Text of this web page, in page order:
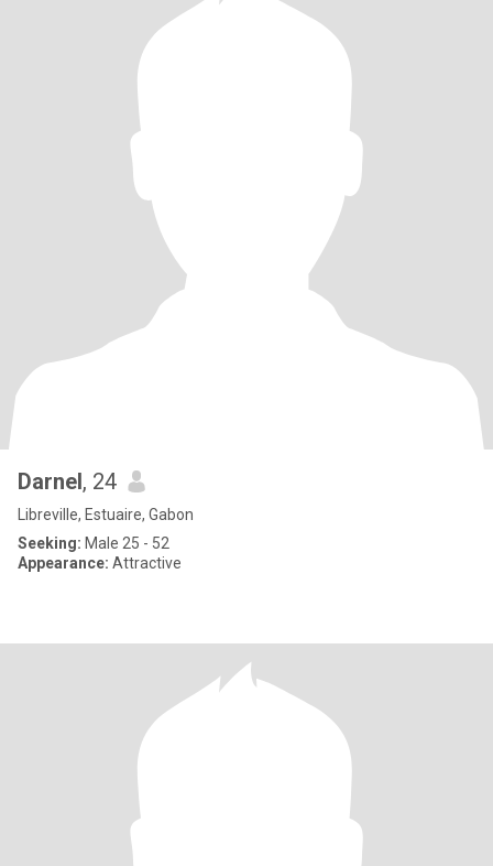
Darnel, 24
Libreville, Estuaire, Gabon
Seeking: Male 25 - 52
Appearance: Attractive